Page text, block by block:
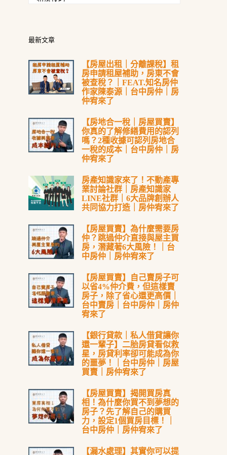
最新文章
【房屋出租｜分離課稅】租
房申請租屋補助，房東不會
被查稅？｜FEAT.知名房仲
作家陳泰源｜台中房仲｜房
仲宥來了
【房地合一稅｜房屋買賣】
你真的了解修繕費用的認列
嗎？2種收據可認列房地合
一稅的成本｜台中房仲｜房
仲宥來了
房產知識家來了！不動產專
業討論社群｜房產知識家
LINE社群｜6大品牌創辦人
共同協力打造｜房仲宥來了
【房屋買賣】為什麼需要房
仲？跳過仲介直接與屋主買
房，潛藏著6大風險！｜台
中房仲｜房仲宥來了
【房屋買賣】自己賣房子可
以省4%仲介費，但這樣賣
房子，除了省心還更高價｜
台中賣房｜台中房仲｜房仲
宥來了
【銀行貸款｜私人借貸讓你
還一輩子】二胎房貸看似救
星，房貸利率卻可能成為你
的噩夢！｜台中房仲｜房屋
買賣｜房仲宥來了
【房屋買賣】揭開買房真
相！為什麼你買不到夢想的
房子？先了解自己的購買
力，設定1個買房目標！｜
台中房仲｜房仲宥來了
【漏水處理】其實你可以提